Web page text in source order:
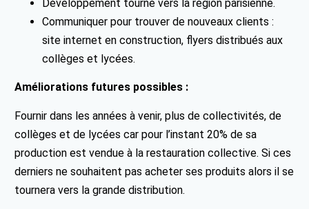
Développement tourné vers la région parisienne.
Communiquer pour trouver de nouveaux clients :
site internet en construction, flyers distribués aux
collèges et lycées.
Améliorations futures possibles :
Fournir dans les années à venir, plus de collectivités, de
collèges et de lycées car pour l’instant 20% de sa
production est vendue à la restauration collective. Si ces
derniers ne souhaitent pas acheter ses produits alors il se
tournera vers la grande distribution.